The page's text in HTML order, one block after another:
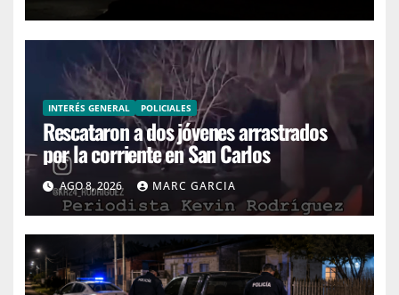
INTERÉS GENERAL POLICIALES
Rescataron a dos jóvenes arrastrados
por la corriente en San Carlos
AGO 8, 2026 MARC GARCIA